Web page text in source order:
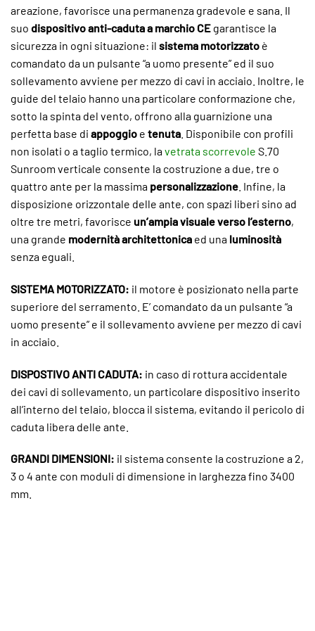
areazione, favorisce una permanenza gradevole e sana. Il
suo dispositivo anti-caduta a marchio CE garantisce la
sicurezza in ogni situazione: il sistema motorizzato è
comandato da un pulsante “a uomo presente” ed il suo
sollevamento avviene per mezzo di cavi in acciaio. Inoltre, le
guide del telaio hanno una particolare conformazione che,
sotto la spinta del vento, offrono alla guarnizione una
perfetta base di appoggio e tenuta . Disponibile con profili
non isolati o a taglio termico, lavetrata scorrevole S.70
Sunroom verticale consente la costruzione a due, tre o
quattro ante per la massima personalizzazione . Infine, la
disposizione orizzontale delle ante, con spazi liberi sino ad
oltre tre metri, favorisce un’ampia visuale verso l’esterno,
una grande modernità architettonica ed una luminosità
senza eguali.
SISTEMA MOTORIZZATO: il motore è posizionato nella parte
superiore del serramento. E’ comandato da un pulsante “a
uomo presente” e il sollevamento avviene per mezzo di cavi
in acciaio.
DISPOSTIVO ANTI CADUTA: in caso di rottura accidentale
dei cavi di sollevamento, un particolare dispositivo inserito
all’interno del telaio, blocca il sistema, evitando il pericolo di
caduta libera delle ante.
GRANDI DIMENSIONI: il sistema consente la costruzione a 2,
3 o 4 ante con moduli di dimensione in larghezza fino 3400
mm.